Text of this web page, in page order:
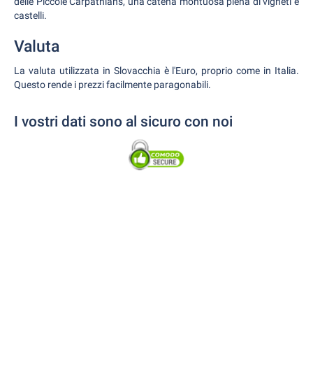
castelli.
Valuta
La valuta utilizzata in Slovacchia è l'Euro, proprio come in Italia.
Questo rende i prezzi facilmente paragonabili.
I vostri dati sono al sicuro con noi